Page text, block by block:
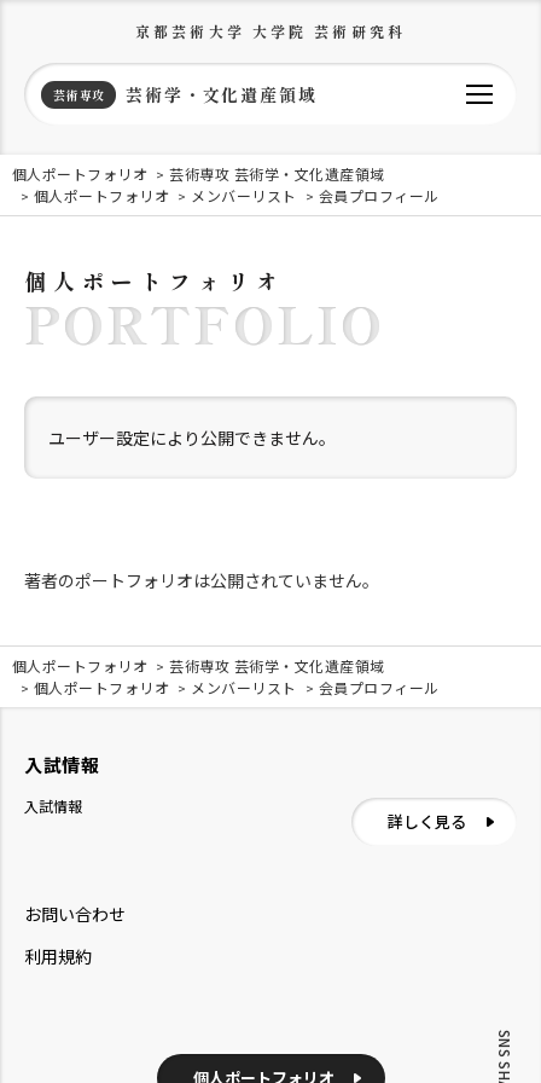
京都芸術大学 大学院 芸術研究科
芸術専攻 芸術学・文化遺産領域
個人ポートフォリオ
芸術専攻 芸術学・文化遺産領域
個人ポートフォリオ
メンバーリスト 会員プロフィール
個人ポートフォリオ
PORTFOLIO
ユーザー設定により公開できません。
著者のポートフォリオは公開されていません。
個人ポートフォリオ
芸術専攻 芸術学・文化遺産領域
個人ポートフォリオ
メンバーリスト 会員プロフィール
お問い合わせ
利用規約
個人ポートフォリオ
入試情報
入試情報
詳しく見る